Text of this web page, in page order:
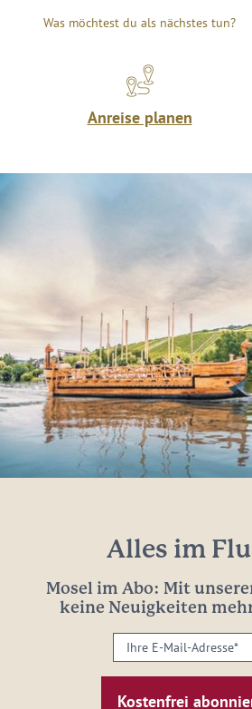
Was möchtest du als nächstes tun?
Anreise planen
Alles im
Mosel im Abo: Mit
keine Neuigkeiten
Ihre
E-
Mail-
Adresse: